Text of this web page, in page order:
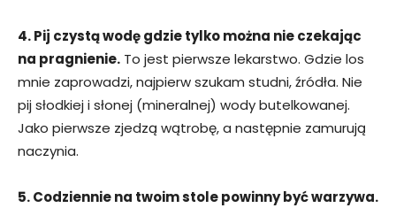
4. Pij czystą wodę gdzie tylko można nie czekając
na pragnienie. To jest pierwsze lekarstwo. Gdzie los
mnie zaprowadzi, najpierw szukam studni, źródła. Nie
pij słodkiej i słonej (mineralnej) wody butelkowanej.
Jako pierwsze zjedzą wątrobę, a następnie zamurują
naczynia.
5. Codziennie na twoim stole powinny być warzywa.